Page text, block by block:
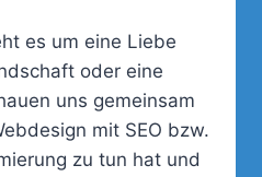
es um eine Liebe
oder eine
uns gemeinsam
mit SEO bzw.
zu tun hat und